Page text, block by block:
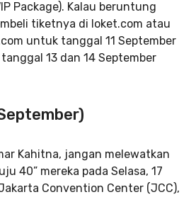
Package). Kalau beruntung
tiketnya di loket.com atau
untuk tanggal 11 September
13 dan 14 September
Kahitna, jangan melewatkan
40” mereka pada Selasa, 17
Convention Center (JCC),